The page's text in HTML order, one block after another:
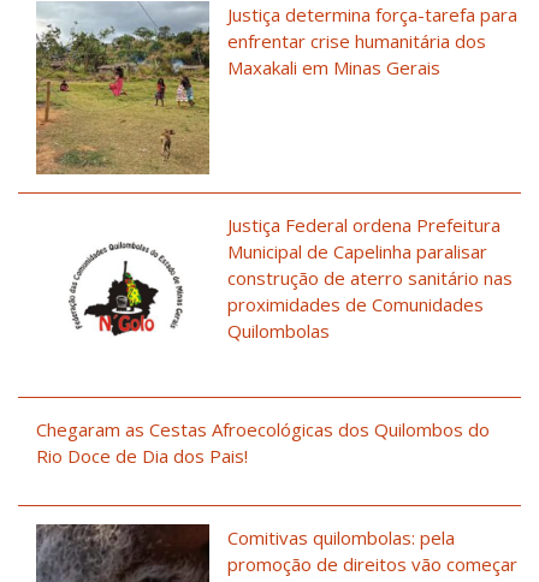
Justiça determina força-tarefa para
enfrentar crise humanitária dos
Maxakali em Minas Gerais
Justiça Federal ordena Prefeitura
Municipal de Capelinha paralisar
construção de aterro sanitário nas
proximidades de Comunidades
Quilombolas
Chegaram as Cestas Afroecológicas dos Quilombos do
Rio Doce de Dia dos Pais!
Comitivas quilombolas: pela
promoção de direitos vão começar